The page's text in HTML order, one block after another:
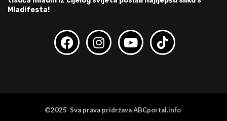
Mladifesta!
©2025 Sva prava pridržava ABCportal.info